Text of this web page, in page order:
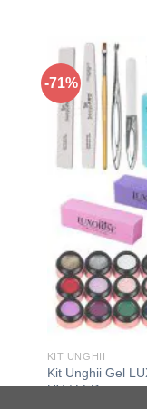
-71%
KIT UNGHII
Kit Unghii Gel
UV / LED